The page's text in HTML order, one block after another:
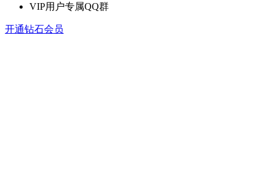
VIP用户专属QQ群
开通钻石会员